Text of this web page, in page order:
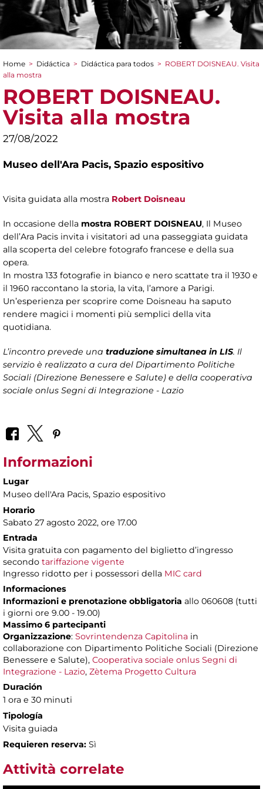
You are here
Home > Didáctica > Didáctica para todos > ROBERT DOISNEAU. Visita
alla mostra
ROBERT DOISNEAU.
Visita alla mostra
27/08/2022
Museo dell'Ara Pacis, Spazio espositivo
Visita guidata alla mostra Robert Doisneau
In occasione della mostra ROBERT DOISNEAU, Il Museo
dell’Ara Pacis invita i visitatori ad una passeggiata guidata
alla scoperta del celebre fotografo francese e della sua
opera.
In mostra 133 fotografie in bianco e nero scattate tra il 1930 e
il 1960 raccontano la storia, la vita, l’amore a Parigi.
Un’esperienza per scoprire come Doisneau ha saputo
rendere magici i momenti più semplici della vita
quotidiana.
L’incontro prevede una traduzione simultanea in LIS. Il
servizio è realizzato a cura del Dipartimento Politiche
Sociali (Direzione Benessere e Salute) e della cooperativa
sociale onlus Segni di Integrazione - Lazio
Informazioni
Lugar
Museo dell'Ara Pacis, Spazio espositivo
Horario
Sabato 27 agosto 2022, ore 17.00
Entrada
Visita gratuita con pagamento del biglietto d’ingresso
secondo tariffazione vigente
Ingresso ridotto per i possessori della MIC card
Informaciones
Informazioni e prenotazione obbligatoria allo 060608 (tutti
i giorni ore 9.00 - 19.00)
Massimo 6 partecipanti
Organizzazione: Sovrintendenza Capitolina in
collaborazione con Dipartimento Politiche Sociali (Direzione
Benessere e Salute), Cooperativa sociale onlus Segni di
Integrazione - Lazio, Zètema Progetto Cultura
Duración
1 ora e 30 minuti
Tipología
Visita guiada
Requieren reserva: Sì
Attività correlate